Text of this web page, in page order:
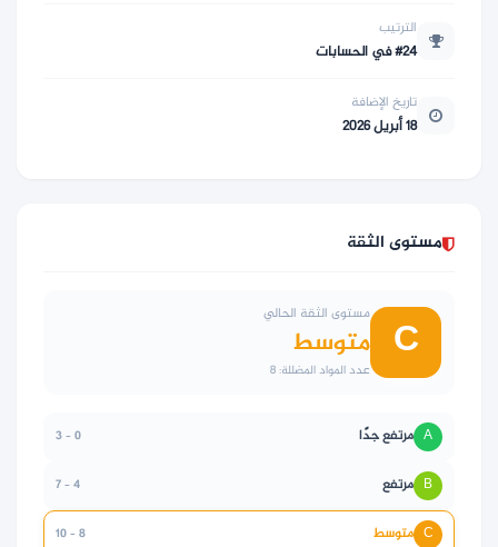
الترتيب
#24 في الحسابات
تاريخ الإضافة
18 أبريل 2026
مستوى الثقة
C مستوى الثقة الحالي
متوسط
عدد المواد المضللة: 8
A مرتفع جدًا 0 – 3
B مرتفع 4 – 7
C متوسط 8 – 10